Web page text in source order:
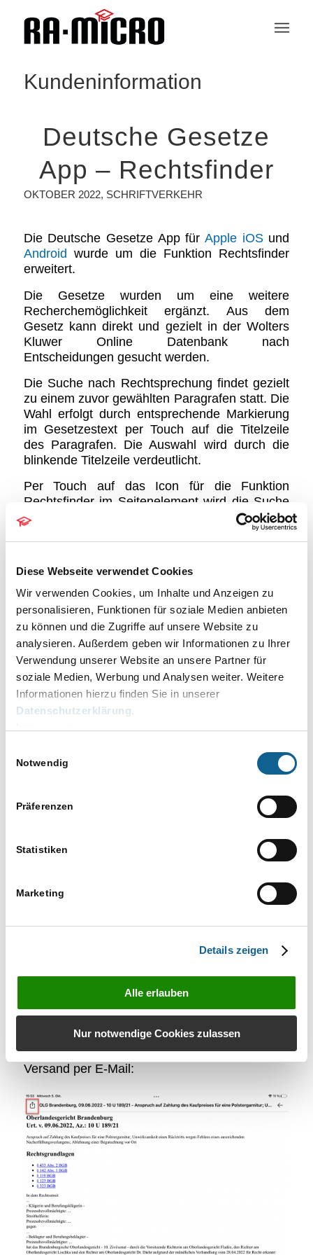
Diese Webseite verwendet Cookies
Wir verwenden Cookies, um Inhalte und Anzeigen zu
personalisieren, Funktionen für soziale Medien anbieten
zu können und die Zugriffe auf unsere Website zu
analysieren. Außerdem geben wir Informationen zu Ihrer
Verwendung unserer Website an unsere Partner für
soziale Medien, Werbung und Analysen weiter. Weitere
Informationen hierzu finden Sie in unserer
Datenschutzerklärung.
Notwendig
Präferenzen
Statistiken
Marketing
Details zeigen
Alle erlauben
Nur notwendige Cookies zulassen
Kundeninformation
Deutsche Gesetze
App – Rechtsfinder
OKTOBER 2022, SCHRIFTVERKEHR
Die Deutsche Gesetze App fürApple iOSund
Android wurde um die Funktion Rechtsfinder
erweitert.
Die Gesetze wurden um eine weitere
Recherchemöglichkeit ergänzt. Aus dem
Gesetz kann direkt und gezielt in der Wolters
Kluwer Online Datenbank nach
Entscheidungen gesucht werden.
Die Suche nach Rechtsprechung findet gezielt
zu einem zuvor gewählten Paragrafen statt. Die
Wahl erfolgt durch entsprechende Markierung
im Gesetzestext per Touch auf die Titelzeile
des Paragrafen. Die Auswahl wird durch die
blinkende Titelzeile verdeutlicht.
Per Touch auf das Icon für die Funktion
Rechtsfinder im Seitenelement wird die Suche
ausgelöst:
Über weitere Filtermöglichkeiten nach
Zeitraum/Gericht kann die Suche beliebig
Bei Bedarf können Entscheidungen (als pdf-
Dokument) geteilt werden, beispielsweise als
Versand per E-Mail: